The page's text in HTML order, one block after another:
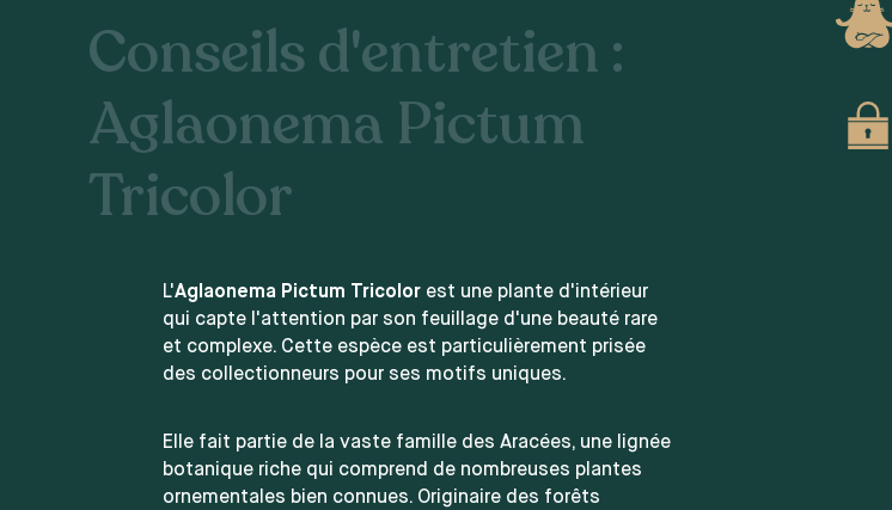
Conseils d'entretien :
Aglaonema Pictum
Tricolor
L'Aglaonema Pictum Tricolorest une plante d'intérieur
qui capte l'attention par son feuillage d'une beauté rare
et complexe. Cette espèce est particulièrement prisée
des collectionneurs pour ses motifs uniques.
Elle fait partie de la vaste famille des Aracées, une lignée
botanique riche qui comprend de nombreuses plantes
ornementales bien connues. Originaire des forêts